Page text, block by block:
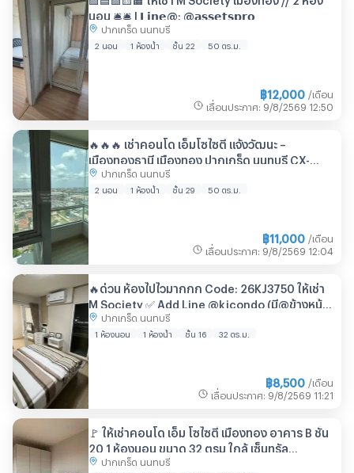
นอน 🛎️🛎️ | 𝗟𝗶𝗻𝗲@: @𝗮𝘀𝘀𝗲𝘁𝘀𝗽𝗿𝗼
ปากเกร็ด นนทบุรี
2 นอน 1 ห้องน้ำ ชั้น 22 50 ตร.ม.
฿12,000 /เดือน
เลื่อนประกาศ : 9/8/2569 12:50
🔥🔥🔥 เช่าคอนโด เอ็มโซไซตี้ แจ้งวัฒนะ –
เมืองทองธานี เมืองทอง ปากเกร็ด นนทบุรี CX-
112560 ✅ ทักไลน์ @connexproperty ตอบทันที
ทีมงานมืออาชีพ ✅ 🔥🔥🔥
ปากเกร็ด นนทบุรี
2 นอน 1 ห้องน้ำ ชั้น 29 50 ตร.ม.
฿11,000 /เดือน
เลื่อนประกาศ : 9/8/2569 12:04
🔥ด่วน ห้องไปไวมากกก Code: 26KJ3750 ให้เช่า
M Society ✅ Add Line @kjcondo (มี@ข้างหน้า
ด้วยนะคะ)
ปากเกร็ด นนทบุรี
1 ห้องนอน 1 ห้องน้ำ ชั้น 16 32 ตร.ม.
฿8,500 /เดือน
เลื่อนประกาศ : 9/8/2569 11:21
🚩 ให้เช่าคอนโด เอ็ม โซไซตี้ เมืองทอง อาคาร B ชั้น
20 1 ห้องนอน ขนาด 32 ตรม ใกล้ เซ็นทรัล
แจ้งวัฒนะ
ปากเกร็ด นนทบุรี